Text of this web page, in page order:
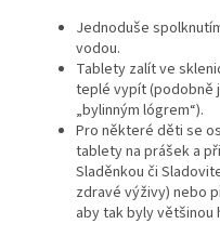
Jednoduše
vodou.
Tablety zalít ve
teplé vypít (podobně
„bylinným lógrem“).
Pro některé děti se
tablety na prášek a
Sladěnkou či
zdravé výživy) nebo
aby tak byly